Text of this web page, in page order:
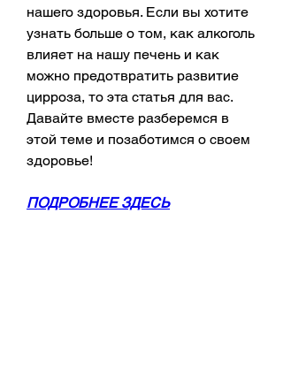
нашего здоровья. Если вы хотите
узнать больше о том, как алкоголь
влияет на нашу печень и как
можно предотвратить развитие
цирроза, то эта статья для вас.
Давайте вместе разберемся в
этой теме и позаботимся о своем
здоровье!
ПОДРОБНЕЕ ЗДЕСЬ